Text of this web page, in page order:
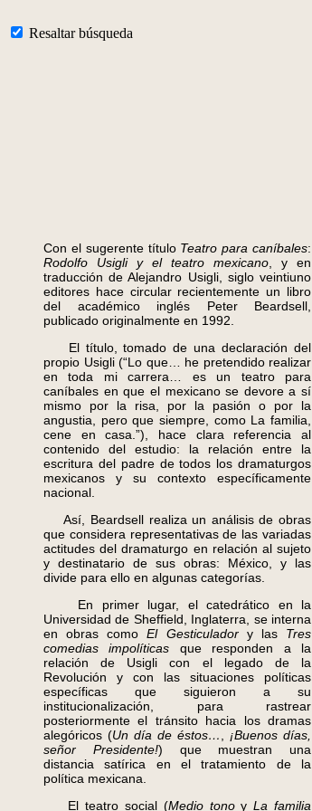
Resaltar búsqueda
Con el sugerente título Teatro para caníbales:
Rodolfo Usigli y el teatro mexicano , y en
traducción de Alejandro Usigli, siglo veintiuno
editores hace circular recientemente un libro
del académico inglés Peter Beardsell,
publicado originalmente en 1992.
El título, tomado de una declaración del
propio Usigli (“Lo que… he pretendido realizar
en toda mi carrera… es un teatro para
caníbales en que el mexicano se devore a sí
mismo por la risa, por la pasión o por la
angustia, pero que siempre, como La familia,
cene en casa.”), hace clara referencia al
contenido del estudio: la relación entre la
escritura del padre de todos los dramaturgos
mexicanos y su contexto específicamente
nacional.
Así, Beardsell realiza un análisis de obras
que considera representativas de las variadas
actitudes del dramaturgo en relación al sujeto
y destinatario de sus obras: México, y las
divide para ello en algunas categorías.
En primer lugar, el catedrático en la
Universidad de Sheffield, Inglaterra, se interna
en obras comoEl Gesticulador y las Tres
comedias impolíticas que responden a la
relación de Usigli con el legado de la
Revolución y con las situaciones políticas
específicas que siguieron a su
institucionalización, para rastrear
posteriormente el tránsito hacia los dramas
alegóricos (Un día de éstos…
¡Buenos días,
señor Presidente!) que muestran una
distancia satírica en el tratamiento de la
política mexicana.
El teatro social (Medio tonoyLa familia